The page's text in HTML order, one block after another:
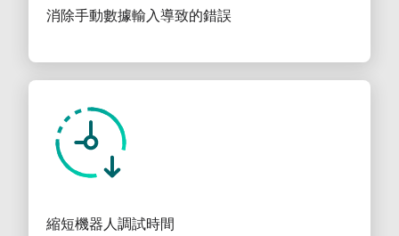
消除手動數據輸入導致的錯誤
縮短機器人調試時間